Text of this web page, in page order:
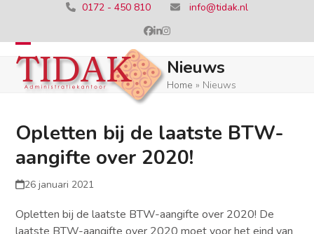
content
0172 - 450 810 info@tidak.nl
Facebook
LinkedIn
Instagram
Open
mobile
Close
mobile
Nieuws
Home » Nieuws
Opletten bij de laatste BTW-
aangifte over 2020!
26 januari 2021
Opletten bij de laatste BTW-aangifte over 2020! De